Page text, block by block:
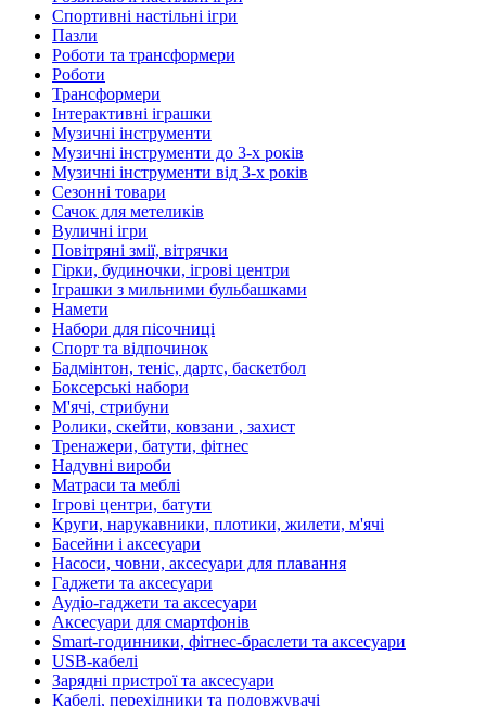
Спортивні настільні ігри
Пазли
Роботи та трансформери
Роботи
Трансформери
Інтерактивні іграшки
Музичні інструменти
Музичні інструменти до 3-х років
Музичні інструменти від 3-х років
Сезонні товари
Сачок для метеликів
Вуличні ігри
Повітряні змії, вітрячки
Гірки, будиночки, ігрові центри
Іграшки з мильними бульбашками
Намети
Набори для пісочниці
Спорт та відпочинок
Бадмінтон, теніс, дартс, баскетбол
Боксерські набори
М'ячі, стрибуни
Ролики, скейти, ковзани , захист
Тренажери, батути, фітнес
Надувні вироби
Матраси та меблі
Ігрові центри, батути
Круги, нарукавники, плотики, жилети, м'ячі
Басейни і аксесуари
Насоси, човни, аксесуари для плавання
Гаджети та аксесуари
Аудіо-гаджети та аксесуари
Аксесуари для смартфонів
Smart-годинники, фітнес-браслети та аксесуари
USB-кабелі
Зарядні пристрої та аксесуари
Кабелі, перехідники та подовжувачі